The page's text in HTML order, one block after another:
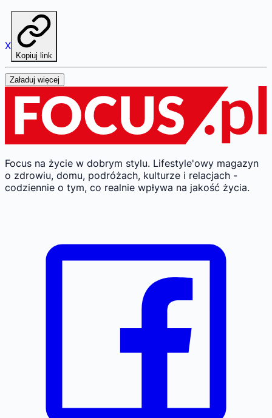
X
Kopiuj link
Załaduj więcej
Focus na życie w dobrym stylu. Lifestyle'owy magazyn
o zdrowiu, domu, podróżach, kulturze i relacjach -
codziennie o tym, co realnie wpływa na jakość życia.